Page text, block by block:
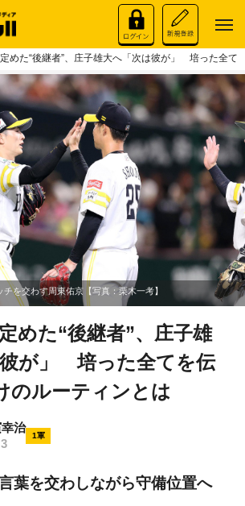
めた“後継者”、庄子雄大へ「次は彼が」 培った全て
を交わす周東佑京【写真：栗木一考】
めた“後継者”、庄子雄
が」 培った全てを伝
のルーティンとは
治
1軍
葉を交わしながら守備位置へ